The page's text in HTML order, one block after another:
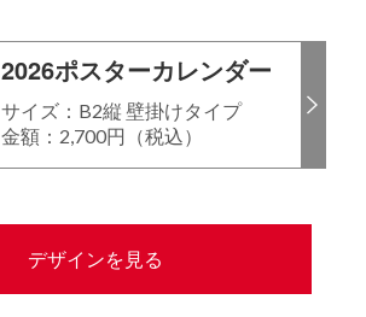
2026ポスターカレンダー
サイズ：B2縦 壁掛けタイプ
金額：2,700円（税込）
デザインを見る